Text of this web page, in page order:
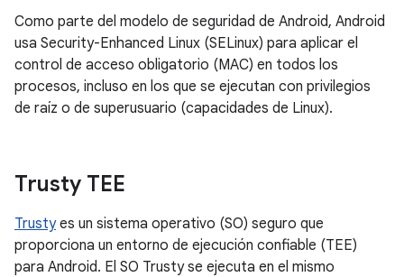
Como parte del modelo de seguridad de Android, Android
usa Security-Enhanced Linux (SELinux) para aplicar el
control de acceso obligatorio (MAC) en todos los
procesos, incluso en los que se ejecutan con privilegios
de raíz o de superusuario (capacidades de Linux).
Trusty TEE
Trustyes un sistema operativo (SO) seguro que
proporciona un entorno de ejecución confiable (TEE)
para Android. El SO Trusty se ejecuta en el mismo